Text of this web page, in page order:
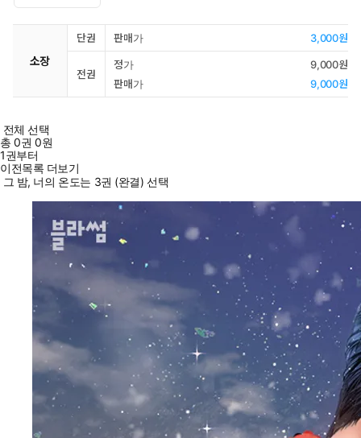
소장
단권 판매가 3,000원
전권
정가
9,000원
판매가
9,000원
전체 선택
총0권 0원
1권부터
이전목록 더보기
그 밤, 너의 온도는 3권 (완결) 선택